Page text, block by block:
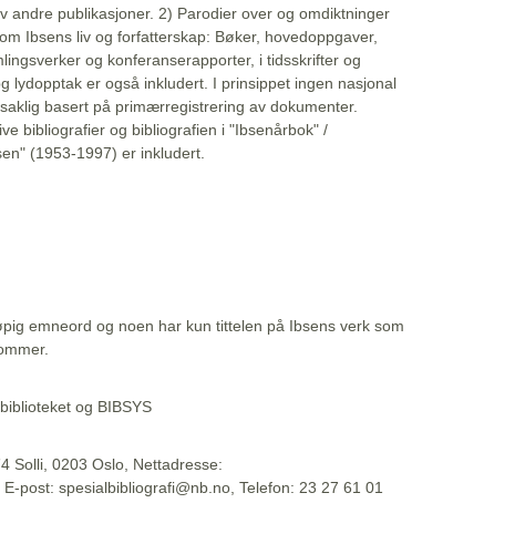
andre publikasjoner. 2) Parodier over og omdiktninger
Ibsens liv og forfatterskap: Bøker, hovedoppgaver,
og konferanserapporter, i tidsskrifter og
lydopptak er også inkludert. I prinsippet ingen nasjonal
basert på primærregistrering av dokumenter.
bibliografier og bibliografien i "Ibsenårbok" /
(1953-1997) er inkludert.
emneord og noen har kun tittelen på Ibsens verk som
og BIBSYS
Solli, 0203 Oslo, Nettadresse:
post: spesialbibliografi@nb.no, Telefon: 23 27 61 01